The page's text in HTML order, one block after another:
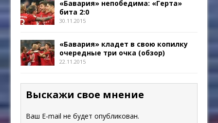
«Бавария» непобедима: «Герта»
бита 2:0
30.11.2015
«Бавария» кладет в свою копилку
очередные три очка (обзор)
22.11.2015
Выскажи свое мнение
Ваш E-mail не будет опубликован.